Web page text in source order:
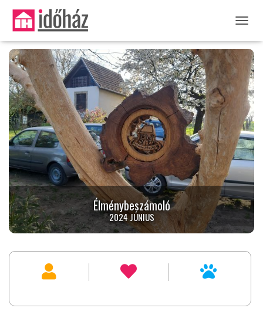
Élménybeszámoló
2024 JÚNIUS